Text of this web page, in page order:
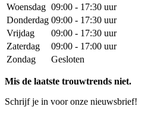
Woensdag 09:00 - 17:30 uur
Donderdag 09:00 - 17:30 uur
Vrijdag
09:00 - 17:30 uur
Zaterdag
09:00 - 17:00 uur
Zondag
Gesloten
Mis de laatste trouwtrends niet.
Schrijf je in voor onze nieuwsbrief!